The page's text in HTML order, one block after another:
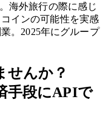
海外旅行の際に感じ
インの可能性を実感
。2025年にグループ
せんか？
手段にAPIで